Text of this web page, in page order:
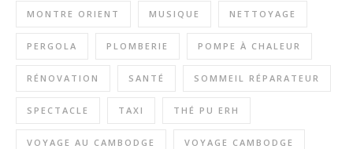
MONTRE ORIENT MUSIQUE NETTOYAGE
PERGOLA PLOMBERIE POMPE À CHALEUR
RÉNOVATION SANTÉ SOMMEIL RÉPARATEUR
SPECTACLE TAXI THÉ PU ERH
VOYAGE AU CAMBODGE VOYAGE CAMBODGE